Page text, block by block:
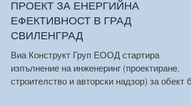
ПРОЕКТ ЗА ЕНЕРГИЙНА
ЕФЕКТИВНОСТ В ГРАД
СВИЛЕНГРАД